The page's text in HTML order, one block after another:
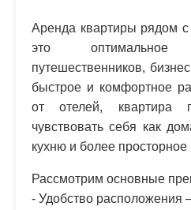
Аренда квартиры рядом
это
путешественников,
быстрое и комфортное
от отелей, квартира
чувствовать себя как
кухню и более просторное
Рассмотрим основные
- Удобство